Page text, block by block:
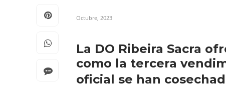
Octubre, 2023
La DO Ribeira Sacra
como la tercera
oficial se han